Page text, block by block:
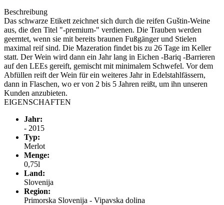
Beschreibung
Das schwarze Etikett zeichnet sich durch die reifen Guštin-Weine
aus, die den Titel "-premium-" verdienen. Die Trauben werden
geerntet, wenn sie mit bereits braunen Fußgänger und Stielen
maximal reif sind. Die Mazeration findet bis zu 26 Tage im Keller
statt. Der Wein wird dann ein Jahr lang in Eichen -Bariq -Barrieren
auf den LEEs gereift, gemischt mit minimalem Schwefel. Vor dem
Abfüllen reift der Wein für ein weiteres Jahr in Edelstahlfässern,
dann in Flaschen, wo er von 2 bis 5 Jahren reißt, um ihn unseren
Kunden anzubieten.
EIGENSCHAFTEN
Jahr:
- 2015
Typ:
Merlot
Menge:
0,75l
Land:
Slovenija
Region:
Primorska Slovenija - Vipavska dolina